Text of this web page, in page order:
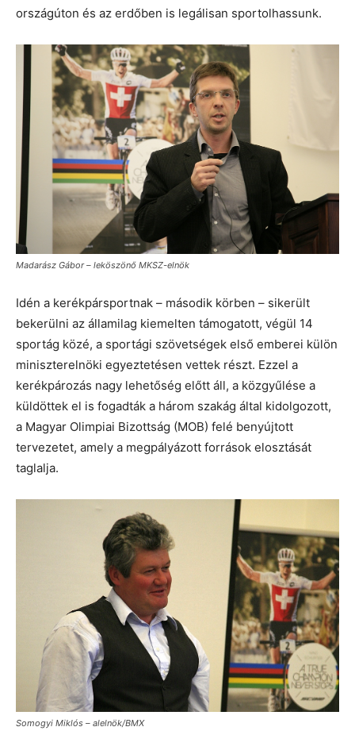
országúton és az erdőben is legálisan sportolhassunk.
Madarász Gábor – leköszönő MKSZ-elnök
Idén a kerékpársportnak – második körben – sikerült
bekerülni az államilag kiemelten támogatott, végül 14
sportág közé, a sportági szövetségek első emberei külön
miniszterelnöki egyeztetésen vettek részt. Ezzel a
kerékpározás nagy lehetőség előtt áll, a közgyűlése a
küldöttek el is fogadták a három szakág által kidolgozott,
a Magyar Olimpiai Bizottság (MOB) felé benyújtott
tervezetet, amely a megpályázott források elosztását
taglalja.
Somogyi Miklós – alelnök/BMX